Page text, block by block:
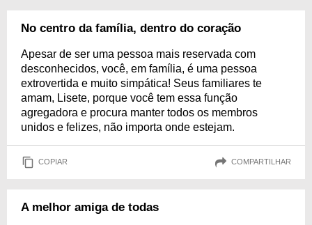
No centro da família, dentro do coração
Apesar de ser uma pessoa mais reservada com
desconhecidos, você, em família, é uma pessoa
extrovertida e muito simpática! Seus familiares te
amam, Lisete, porque você tem essa função
agregadora e procura manter todos os membros
unidos e felizes, não importa onde estejam.
COPIAR COMPARTILHAR
A melhor amiga de todas